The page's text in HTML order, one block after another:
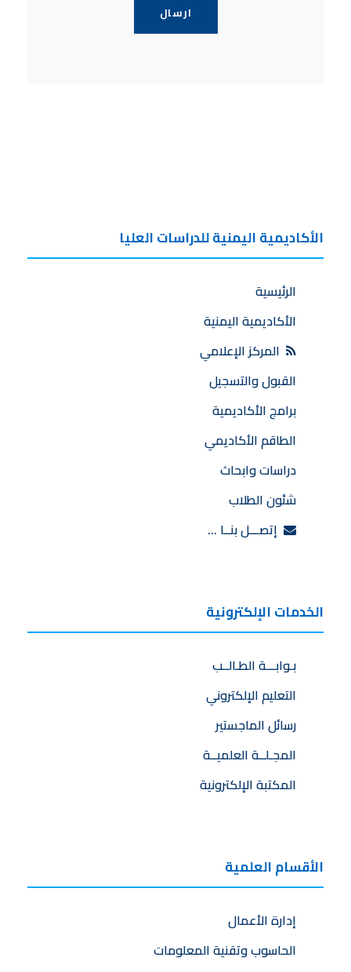
الأكاديمية اليمنية للدراسات العليا
الرئيسية
الأكاديمية اليمنية
المركز الإعلامي
القبول والتسجيل
برامج الأكاديمية
الطاقم الأكاديمي
دراسات وابحاث
شئون الطلاب
إتصـــل بنــا …
الخدمات الإلكترونية
بـوابـــة الطـالــب
التعليم الإلكتروني
رسائل الماجستير
المجـلــة العلميــة
المكتبة الإلكترونية
الأقسام العلمية
إدارة الأعمال
الحاسوب وتقنية المعلومات